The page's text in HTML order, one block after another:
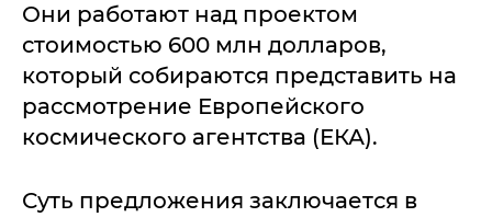
Они работают над проектом
стоимостью 600 млн долларов,
который собираются представить на
рассмотрение Европейского
космического агентства (ЕКА).
Суть предложения заключается в